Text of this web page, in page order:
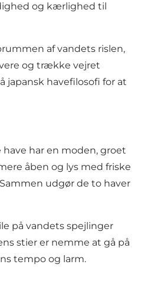
og kærlighed til
af vandets rislen,
og trække vejret
japansk havefilosofi for at
har en moden, groet
åben og lys med friske
udgør de to haver
på vandets spejlinger
stier er nemme at gå på
tempo og larm.